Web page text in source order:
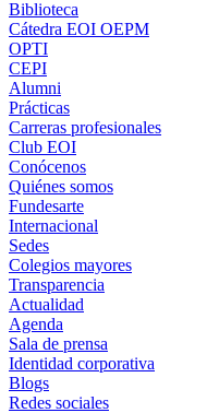
Biblioteca
Cátedra EOI OEPM
OPTI
CEPI
Alumni
Prácticas
Carreras profesionales
Club EOI
Conócenos
Quiénes somos
Fundesarte
Internacional
Sedes
Colegios mayores
Transparencia
Actualidad
Agenda
Sala de prensa
Identidad corporativa
Blogs
Redes sociales